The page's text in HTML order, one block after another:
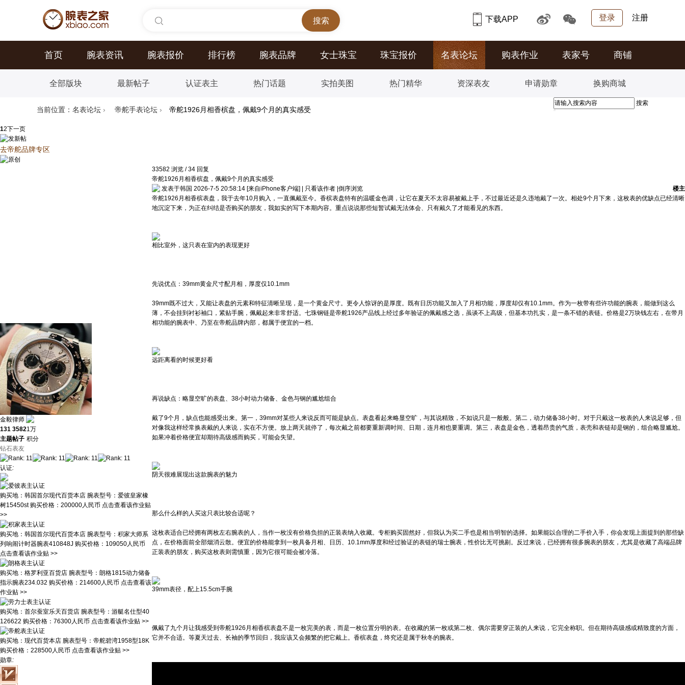
登录 注册
下载APP
首页 腕表资讯 腕表报价 排行榜 腕表品牌 女士珠宝 珠宝报价 名表论坛 购表作业 表家号 商铺
全部版块 最新帖子 认证表主 热门话题 实拍美图 热门精华 资深表友 申请勋章 换购商城
当前位置： 名表论坛 › 帝舵手表论坛 › 帝舵1926月相香槟盘，佩戴9个月的真实感受
搜索
12下一页
去帝舵品牌专区
金毅律师
131
主题
3582
帖子
1万
积分
钻石表友
认证:
购买地： 韩国首尔现代百货本店 腕表型号： 爱彼皇家橡
树15450st 购买价格： 200000人民币 点击查看该作业贴
>>
购买地： 韩国首尔现代百货本店 腕表型号： 积家大师系
列响闹计时器腕表410848J 购买价格： 109050人民币
点击查看该作业贴 >>
购买地： 格罗利亚百货店 腕表型号： 朗格1815动力储备
指示腕表234.032 购买价格： 214600人民币 点击查看该
作业贴 >>
购买地： 首尔蚕室乐天百货店 腕表型号： 游艇名仕型40
126622 购买价格： 76300人民币 点击查看该作业贴 >>
购买地： 现代百货本店 腕表型号： 帝舵碧湾1958型18K
购买价格： 228500人民币 点击查看该作业贴 >>
勋章:
33582 浏览 /34 回复
帝舵1926月相香槟盘，佩戴9个月的真实感受
楼主
发表于韩国 2026-7-5 20:58:14 [来自iPhone客户端] 只看该作者 倒序浏览
帝舵1926月相香槟表盘，我于去年10月购入，一直佩戴至今。香槟表盘特有的温暖金色调，让它在夏天不太容易被戴上手，不过最近还是久违地戴了一次。相处9个月下来，这枚表的优缺点已经清晰
地沉淀下来，为正在纠结是否购买的朋友，我如实的写下本期内容。重点说说那些短暂试戴无法体会、只有戴久了才能看见的东西。
相比室外，这只表在室内的表现更好
先说优点：39mm黄金尺寸配月相，厚度仅10.1mm
39mm既不过大，又能让表盘的元素和特征清晰呈现，是一个黄金尺寸。更令人惊讶的是厚度。既有日历功能又加入了月相功能，厚度却仅有10.1mm。作为一枚带有些许功能的腕表，能做到这么
薄，不会挂到衬衫袖口，紧贴手腕，佩戴起来非常舒适。七珠钢链是帝舵1926产品线上经过多年验证的佩戴感之选，虽谈不上高级，但基本功扎实，是一条不错的表链。价格是2万块钱左右，在带月
相功能的腕表中、乃至在帝舵品牌内部，都属于便宜的一档。
远距离看的时候更好看
再说缺点：略显空旷的表盘、38小时动力储备、金色与钢的尴尬组合
戴了9个月，缺点也能感受出来。第一，39mm对某些人来说反而可能是缺点。表盘看起来略显空旷，与其说精致，不如说只是一般般。第二，动力储备38小时。对于只戴这一枚表的人来说足够，但
对像我这样经常换表戴的人来说，实在不方便。放上两天就停了，每次戴之前都要重新调时间、日期，连月相也要重调。第三，表盘是金色，透着昂贵的气质，表壳和表链却是钢的，组合略显尴尬。
如果冲着价格便宜却期待高级感而购买，可能会失望。
阴天很难展现出这款腕表的魅力
那么什么样的人买这只表比较合适呢？
这枚表适合已经拥有两枚左右腕表的人，当作一枚没有价格负担的正装表纳入收藏。专柜购买固然好，但我认为买二手也是相当明智的选择。如果能以合理的二手价入手，你会发现上面提到的那些缺
点，在价格面前全部烟消云散。便宜的价格能拿到一枚具备月相、日历、10.1mm厚度和经过验证的表链的瑞士腕表，性价比无可挑剔。反过来说，已经拥有很多腕表的朋友，尤其是收藏了高端品牌
正装表的朋友，购买这枚表则需慎重，因为它很可能会被冷落。
39mm表径，配上15.5cm手腕
佩戴了九个月让我感受到帝舵1926月相香槟表盘不是一枚完美的表，而是一枚位置分明的表。在收藏的第一枚或第二枚、偶尔需要穿正装的人来说，它完全称职。但在期待高级感或精致度的方面，
它并不合适。等夏天过去、长袖的季节回归，我应该又会频繁的把它戴上。香槟表盘，终究还是属于秋冬的腕表。